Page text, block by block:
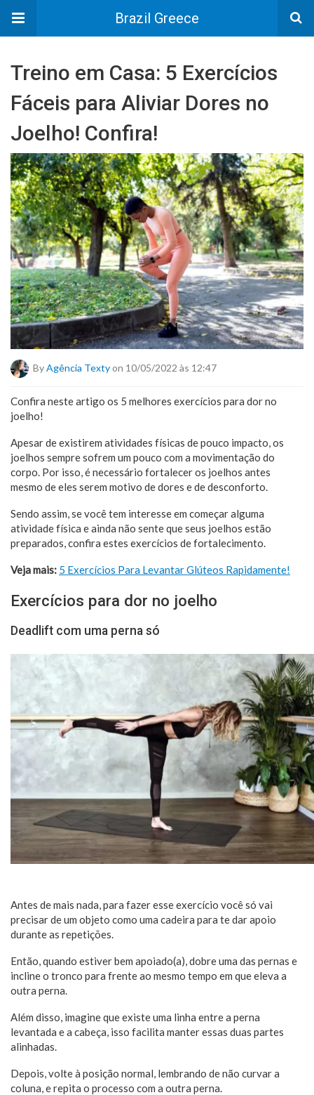
Brazil Greece
Treino em Casa: 5 Exercícios
Fáceis para Aliviar Dores no
Joelho! Confira!
By Agência Textyon 10/05/2022 às 12:47
Confira neste artigo os 5 melhores exercícios para dor no
joelho!
Apesar de existirem atividades físicas de pouco impacto, os
joelhos sempre sofrem um pouco com a movimentação do
corpo. Por isso, é necessário fortalecer os joelhos antes
mesmo de eles serem motivo de dores e de desconforto.
Sendo assim, se você tem interesse em começar alguma
atividade física e ainda não sente que seus joelhos estão
preparados, confira estes exercícios de fortalecimento.
Veja mais: 5 Exercícios Para Levantar Glúteos Rapidamente!
Exercícios para dor no joelho
Deadlift com uma perna só
Antes de mais nada, para fazer esse exercício você só vai
precisar de um objeto como uma cadeira para te dar apoio
durante as repetições.
Então, quando estiver bem apoiado(a), dobre uma das pernas e
incline o tronco para frente ao mesmo tempo em que eleva a
outra perna.
Além disso, imagine que existe uma linha entre a perna
levantada e a cabeça, isso facilita manter essas duas partes
alinhadas.
Depois, volte à posição normal, lembrando de não curvar a
coluna, e repita o processo com a outra perna.